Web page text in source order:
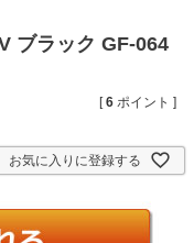
ブラック GF-064
[6 ポイント ]
お気に入りに登録する